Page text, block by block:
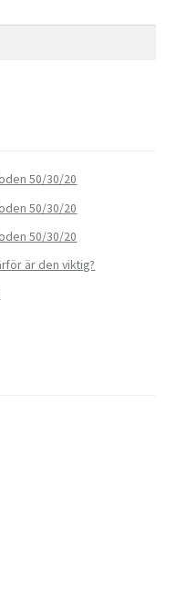
50/30/20
50/30/20
50/30/20
är den viktig?